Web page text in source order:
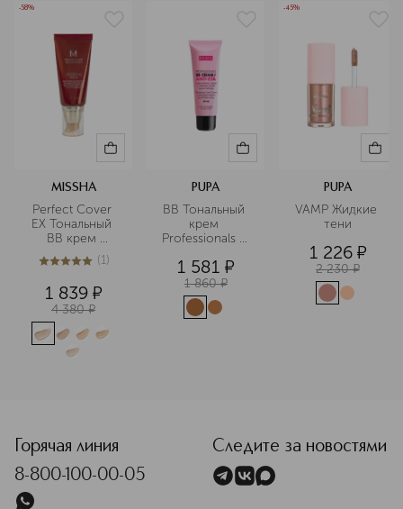
-58%
MISSHA
Perfect Cover
EX Тональный
BB крем
Идеальное
покрытие
5из 51 (1)
1 839 ¤
4 380 ¤
PUPA
BB Тональный
крем
Professionals +
1 581 ¤
1 860 ¤
-45%
PUPA
VAMP Жидкие
тени
1 226 ¤
2 230 ¤
Горячая линия
8-800-100-00-05
Следите за новостями